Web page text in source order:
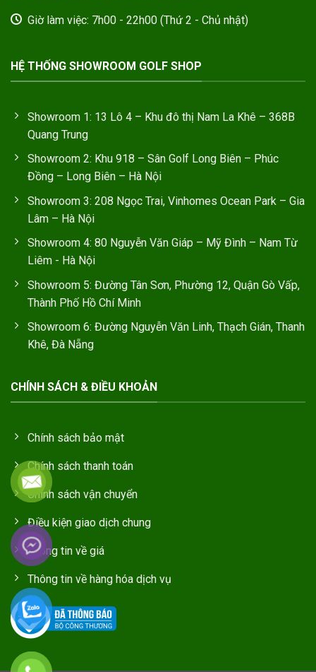
Giờ làm việc: 7h00 - 22h00 (Thứ 2 - Chủ nhật)
HỆ THỐNG SHOWROOM GOLF SHOP
Showroom 1: 13 Lô 4 – Khu đô thị Nam La Khê – 368B
Quang Trung
Showroom 2: Khu 918 – Sân Golf Long Biên – Phúc
Đồng – Long Biên – Hà Nội
Showroom 3: 208 Ngọc Trai, Vinhomes Ocean Park – Gia
Lâm – Hà Nội
Showroom 4: 80 Nguyễn Văn Giáp – Mỹ Đình – Nam Từ
Liêm - Hà Nội
Showroom 5: Đường Tân Sơn, Phường 12, Quận Gò Vấp,
Thành Phố Hồ Chí Minh
Showroom 6: Đường Nguyễn Văn Linh, Thạch Gián, Thanh
Khê, Đà Nẵng
CHÍNH SÁCH & ĐIỀU KHOẢN
Chính sách bảo mật
Chính sách thanh toán
Chính sách vận chuyển
Điều kiện giao dịch chung
Thông tin về giá
Thông tin về hàng hóa dịch vụ